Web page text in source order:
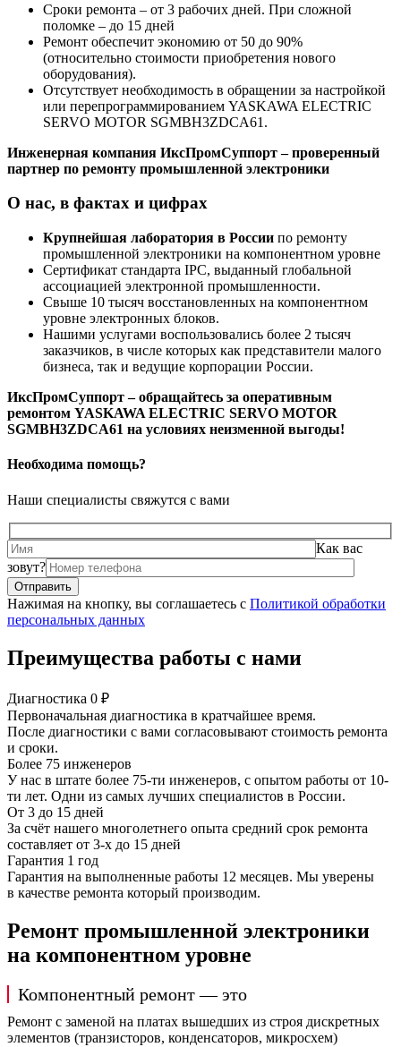
Сроки ремонта – от 3 рабочих дней. При сложной
поломке – до 15 дней
Ремонт обеспечит экономию от 50 до 90%
(относительно стоимости приобретения нового
оборудования).
Отсутствует необходимость в обращении за настройкой
или перепрограммированием YASKAWA ELECTRIC
SERVO MOTOR SGMBH3ZDCA61.
Инженерная компания ИксПромСуппорт – проверенный
партнер по ремонту промышленной электроники
О нас, в фактах и цифрах
Крупнейшая лаборатория в России по ремонту
промышленной электроники на компонентном уровне
Сертификат стандарта IPC, выданный глобальной
ассоциацией электронной промышленности.
Свыше 10 тысяч восстановленных на компонентном
уровне электронных блоков.
Нашими услугами воспользовались более 2 тысяч
заказчиков, в числе которых как представители малого
бизнеса, так и ведущие корпорации России.
ИксПромСуппорт – обращайтесь за оперативным
ремонтом YASKAWA ELECTRIC SERVO MOTOR
SGMBH3ZDCA61 на условиях неизменной выгоды!
Необходима помощь?
Наши специалисты свяжутся с вами
Как вас
зовут?
Нажимая на кнопку, вы соглашаетесь с Политикой обработки
персональных данных
Преимущества работы с нами
Диагностика 0 ₽
Первоначальная диагностика в кратчайшее время.
После диагностики с вами согласовывают стоимость ремонта
и сроки.
Более 75 инженеров
У нас в штате более 75-ти инженеров, с опытом работы от 10-
ти лет. Одни из самых лучших специалистов в России.
От 3 до 15 дней
За счёт нашего многолетнего опыта средний срок ремонта
составляет от 3-х до 15 дней
Гарантия 1 год
Гарантия на выполненные работы 12 месяцев. Мы уверены
в качестве ремонта который производим.
Ремонт промышленной электроники
на компонентном уровне
Компонентный ремонт — это
Ремонт с заменой на платах вышедших из строя дискретных
элементов (транзисторов, конденсаторов, микросхем)